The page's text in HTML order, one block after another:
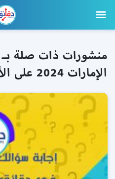
منشورات ذات صلة
الإمارات 2024 على الأزياء في شي إن